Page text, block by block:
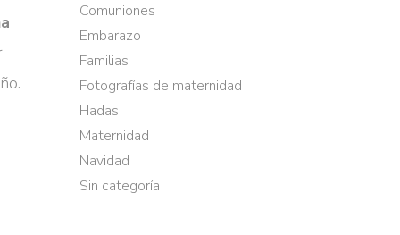
Comuniones
Embarazo
Familias
Fotografías de maternidad
Hadas
Maternidad
Navidad
Sin categoría